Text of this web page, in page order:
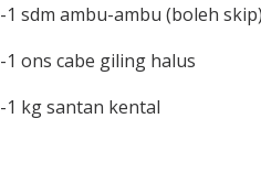
-1 sdm ambu-ambu (boleh
-1 ons cabe giling halus
-1 kg santan kental